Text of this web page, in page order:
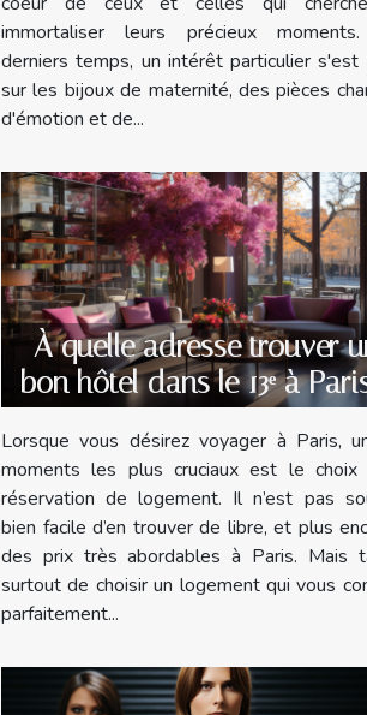
immortaliser leurs précieux
derniers temps, un intérêt particulier s'est
sur les bijoux de maternité, des pièces
d'émotion et de...
À quelle adresse trouver
bon hôtel dans le 13ᵉ à
Lorsque vous désirez voyager à Paris,
moments les plus cruciaux est le
réservation de logement. Il n’est pas
bien facile d’en trouver de libre, et plus
des prix très abordables à Paris. Mais
surtout de choisir un logement qui vous
parfaitement...